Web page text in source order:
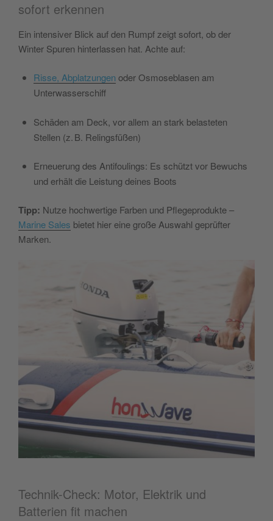
sofort erkennen
Ein intensiver Blick auf den Rumpf zeigt sofort, ob der
Winter Spuren hinterlassen hat. Achte auf:
Risse, Abplatzungen oder Osmoseblasen am
Unterwasserschiff
Schäden am Deck, vor allem an stark belasteten
Stellen (z. B. Relingsfüßen)
Erneuerung des Antifoulings: Es schützt vor Bewuchs
und erhält die Leistung deines Boots
Tipp: Nutze hochwertige Farben und Pflegeprodukte –
Marine Sales bietet hier eine große Auswahl geprüfter
Marken.
Technik-Check: Motor, Elektrik und
Batterien fit machen